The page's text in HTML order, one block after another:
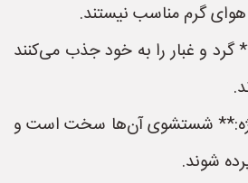
گرم مناسب نیستند.
و غبار را به خود جذب می‌کنند
شستشوی آن‌ها سخت است و
شوند.